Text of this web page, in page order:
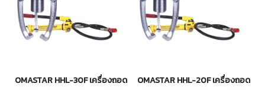
OMASTAR HHL-30F เครื่องถอดลูกปืนเฟือง 30 ตันOMASTAR HHL-20F เครื่องถอดลู